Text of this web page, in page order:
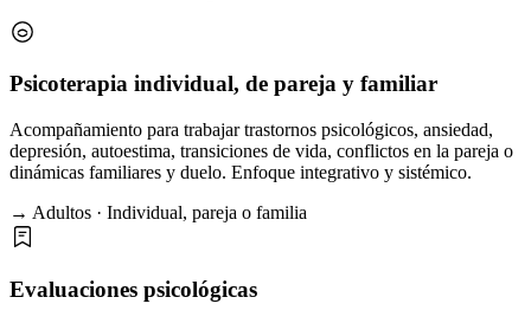
Psicoterapia individual, de pareja y familiar
Acompañamiento para trabajar trastornos psicológicos, ansiedad,
depresión, autoestima, transiciones de vida, conflictos en la pareja o
dinámicas familiares y duelo. Enfoque integrativo y sistémico.
→ Adultos · Individual, pareja o familia
Evaluaciones psicológicas